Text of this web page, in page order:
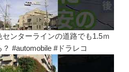
センターラインの道路でも1.5ｍ
#automobile #ドラレコ